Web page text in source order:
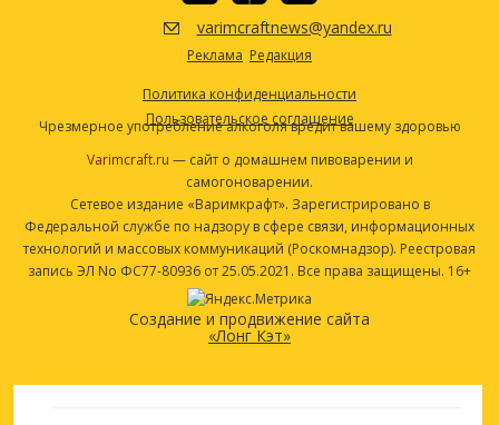
English Ale (White Labs #WLP002)
Посмотреть рецепт полностью
varimcraftnews@yandex.ru
Реклама Редакция
Политика конфиденциальности
Пользовательское соглашение
Чрезмерное употребление алкоголя вредит вашему здоровью
Varimcraft.ru — сайт о домашнем пивоварении и
самогоноварении.
Сетевое издание «Варимкрафт». Зарегистрировано в
Федеральной службе по надзору в сфере связи, информационных
технологий и массовых коммуникаций (Роскомнадзор). Реестровая
запись ЭЛ No ФС77-80936 от 25.05.2021. Все права защищены. 16+
Создание и продвижение сайта
«Лонг Кэт»